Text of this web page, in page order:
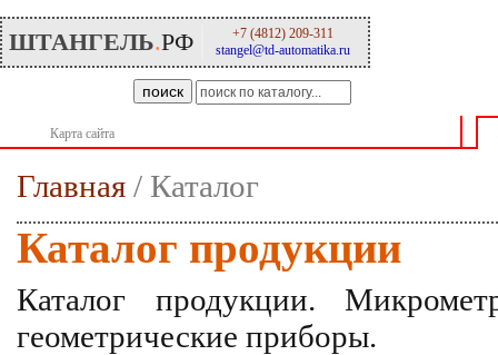
ШТАНГЕЛЬ.РФ
+7 (4812) 209-311
stangel@td-automatika.ru
поиск
Карта сайта
Главная / Каталог
Каталог продукции
Каталог продукции.
геометрические приборы.